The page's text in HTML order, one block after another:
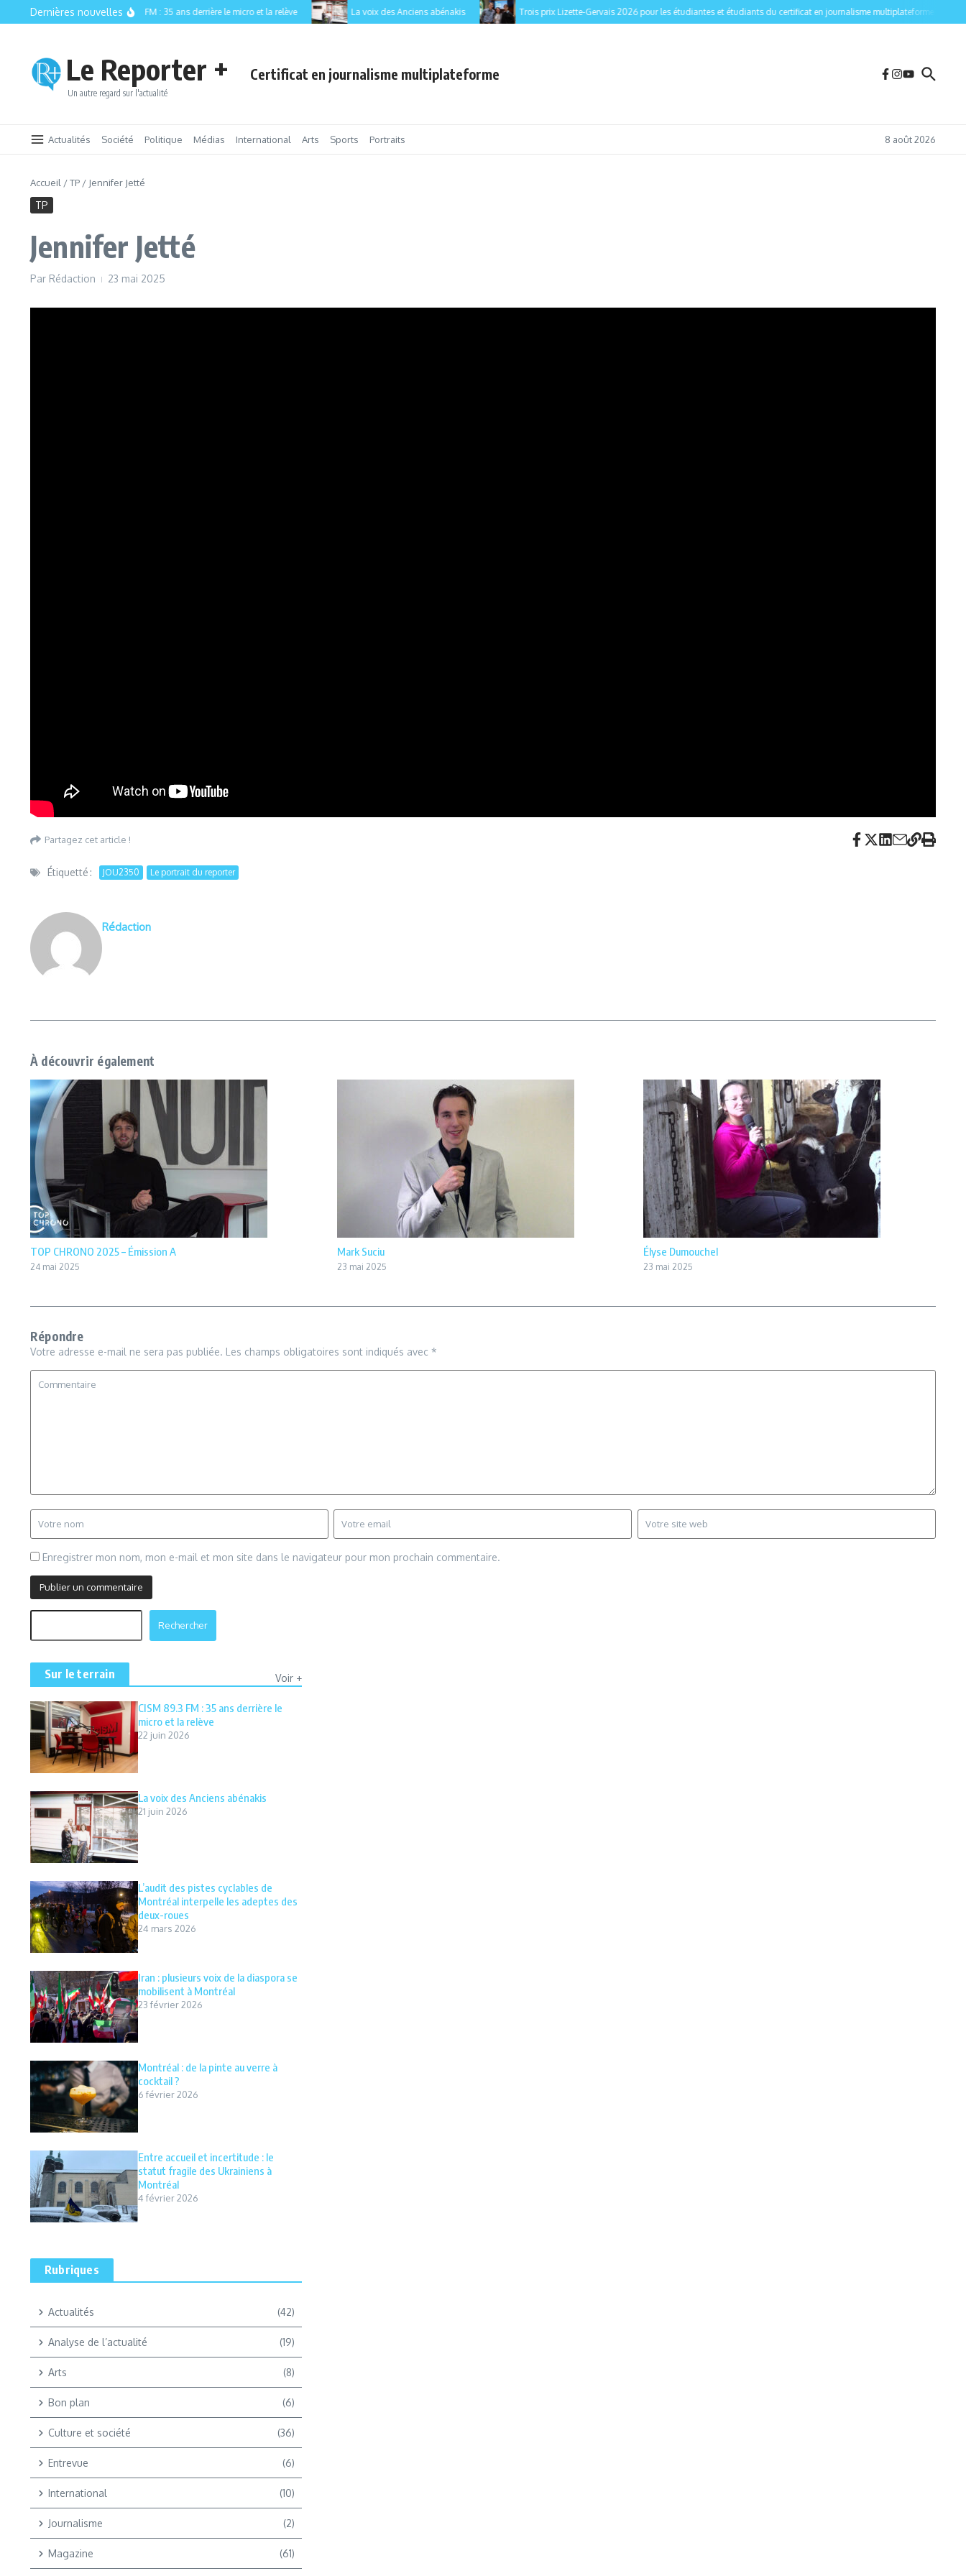
Aller au contenu
Dernières nouvellesCISM 89.3 FM : 35 ans derrière le micro et la relève La voix des Anciens abénakis Trois prix Lizette-Gervais 2026 pour les étudiantes et étudiants du certificat en journalisme multiplateforme de
Le Reporter +
Un autre regard sur l'actualité
Certificat en journalisme multiplateforme
Actualités Société Politique Médias International Arts Sports Portraits 8 août 2026
Accueil /TP / Jennifer Jetté
TP
Jennifer Jetté
Par Rédaction 23 mai 2025
Partagez cet article !
Étiquetté : JOU2350 Le portrait du reporter
Rédaction
À découvrir également
TOP CHRONO 2025 – Émission A
24 mai 2025
Mark Suciu
23 mai 2025
Élyse Dumouchel
23 mai 2025
Répondre
Votre adresse e-mail ne sera pas publiée. Les champs obligatoires sont indiqués avec *
Enregistrer mon nom, mon e-mail et mon site dans le navigateur pour mon prochain commentaire.
Rechercher
Sur le terrain Voir +
CISM 89.3 FM : 35 ans derrière le
micro et la relève
22 juin 2026
La voix des Anciens abénakis
21 juin 2026
L’audit des pistes cyclables de
Montréal interpelle les adeptes des
deux-roues
24 mars 2026
Iran : plusieurs voix de la diaspora se
mobilisent à Montréal
23 février 2026
Montréal : de la pinte au verre à
cocktail ?
6 février 2026
Entre accueil et incertitude : le
statut fragile des Ukrainiens à
Montréal
4 février 2026
Rubriques
Actualités (42)
Analyse de l’actualité (19)
Arts (8)
Bon plan (6)
Culture et société (36)
Entrevue (6)
International (10)
Journalisme (2)
Magazine (61)